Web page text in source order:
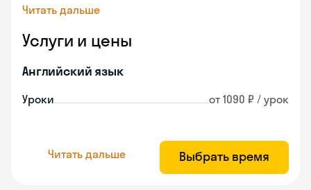
Читать дальше
Услуги и цены
Английский язык
Уроки от 1090 ₽ / урок
Читать дальше Выбрать время